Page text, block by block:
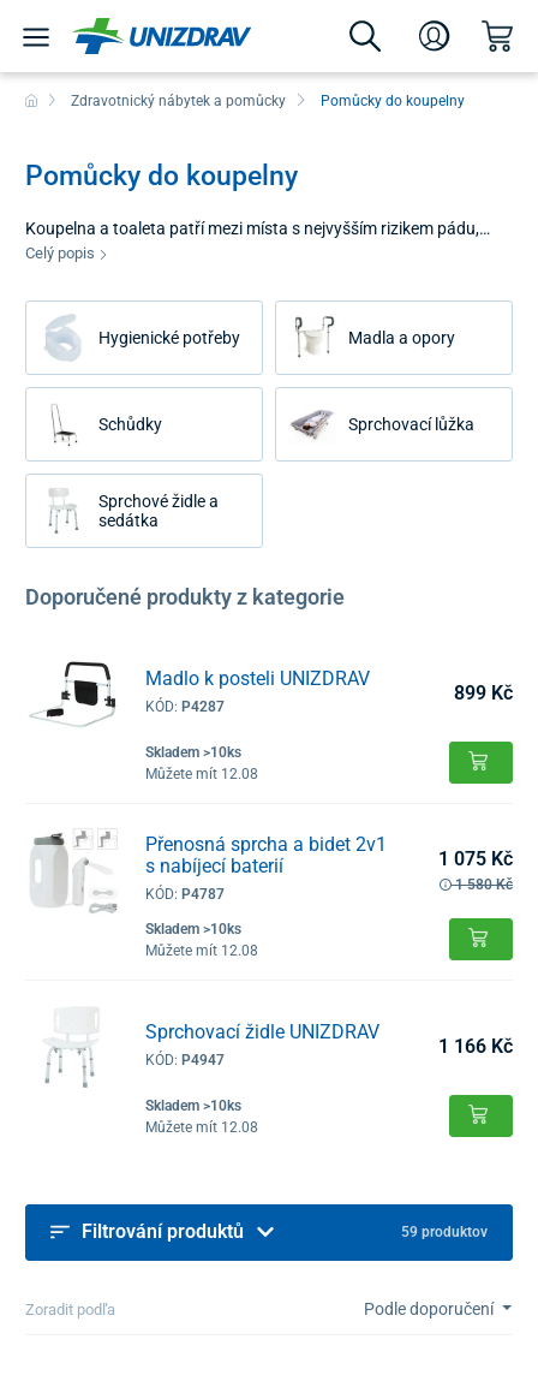
Zdravotnický nábytek a pomůcky Pomůcky do koupelny
Pomůcky do koupelny
Koupelna a toaleta patří mezi místa s nejvyšším rizikem pádu,
zejména pro seniory a osoby se sníženou mobilitou. Pomůcky do
umožnily uživatelům provádět osobní hygienu důstojně, bezpečně
as co největší mírou samostatnosti. Kvalitní vybavení přeměňuje
běžnou koupelnu na bezbariérový prostor, který šetří síly pacienta
a usnadňuje práci pečovatelům.
Celý popis
Hygienické potřeby Madla a opory
Schůdky Sprchovací lůžka
Sprchové židle a
sedátka
Doporučené produkty z kategorie
Madlo k posteli UNIZDRAV
KÓD: P4287
Skladem >10ks
Můžete mít 12.08
899 Kč
Přenosná sprcha a bidet 2v1
s nabíjecí baterií
KÓD: P4787
Skladem >10ks
Můžete mít 12.08
1 075 Kč
1 580 Kč
Sprchovací židle UNIZDRAV
KÓD: P4947
Skladem >10ks
Můžete mít 12.08
1 166 Kč
Filtrování produktů 59 produktov
Zoradit podľa Podle doporučení